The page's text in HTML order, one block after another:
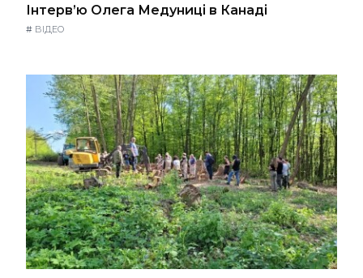
Інтерв’ю Олега Медуниці в Канаді
# ВІДЕО